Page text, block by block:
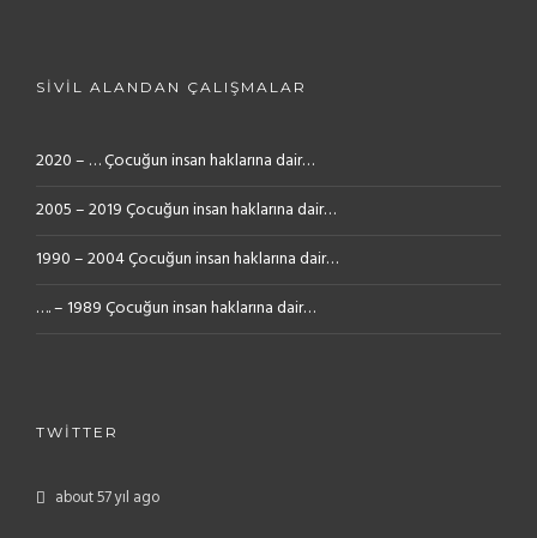
SIVIL ALANDAN ÇALIŞMALAR
2020 – … Çocuğun insan haklarına dair…
2005 – 2019 Çocuğun insan haklarına dair…
1990 – 2004 Çocuğun insan haklarına dair…
…. – 1989 Çocuğun insan haklarına dair…
TWITTER
about 57 yıl ago